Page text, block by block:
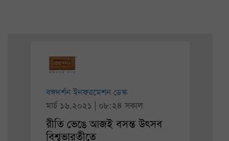
বঙ্গদর্শন ইনফরমেশন ডেস্ক
মার্চ ১৬.২০২১ | ০৮:২৪ সকাল
রীতি ভেঙে আজই বসন্ত উৎসব
বিশ্বভারতীতে